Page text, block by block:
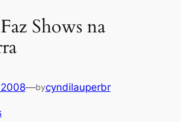
Shows na
—bycyndilauperbr